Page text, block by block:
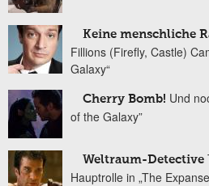
Keine menschliche
Fillions (Firefly, Castle)
Galaxy“
Cherry Bomb! Und
of the Galaxy”
Weltraum-Detective
Hauptrolle in „The